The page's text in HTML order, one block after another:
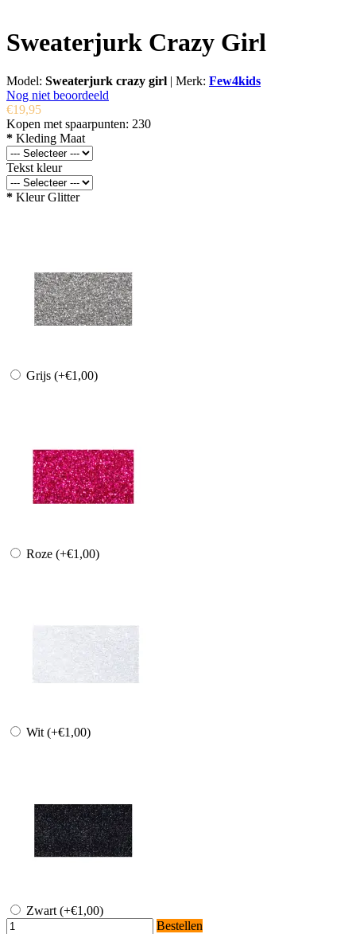
Sweaterjurk Crazy Girl
Model: Sweaterjurk crazy girl | Merk: Few4kids
Nog niet beoordeeld
€19,95
Kopen met spaarpunten: 230
* Kleding Maat
Tekst kleur
* Kleur Glitter
Grijs (+€1,00)
Roze (+€1,00)
Wit (+€1,00)
Zwart (+€1,00)
Bestellen